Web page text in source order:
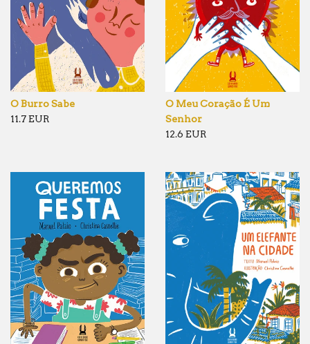
O Burro Sabe
11.7 EUR
O Meu Coração É Um
Senhor
12.6 EUR